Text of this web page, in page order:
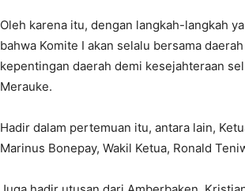
Oleh karena itu, dengan langkah-langkah
bahwa Komite I akan selalu bersama
kepentingan daerah demi kesejahteraan
Merauke.
Hadir dalam pertemuan itu, antara lain,
Marinus Bonepay, Wakil Ketua, Ronald